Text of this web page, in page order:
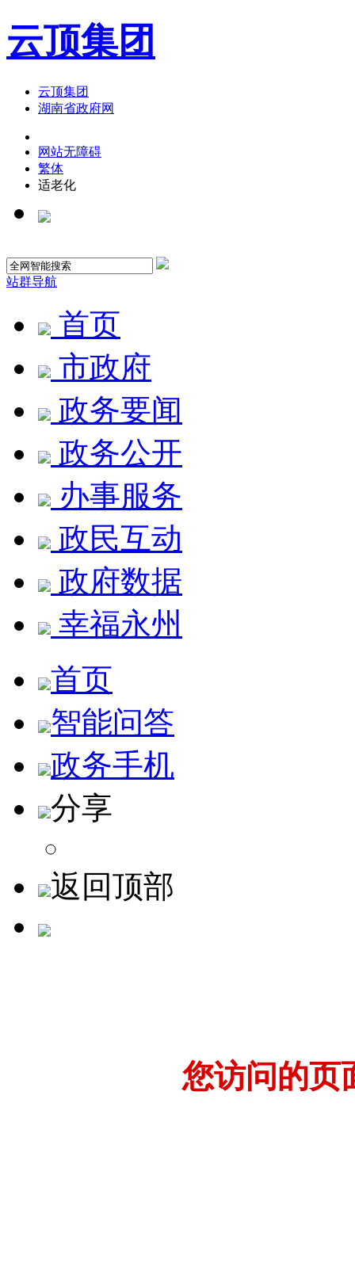
云顶集团
云顶集团
湖南省政府网
网站无障碍
繁体
适老化
站群导航
首页
市政府
政务要闻
政务公开
办事服务
政民互动
政府数据
幸福永州
首页
智能问答
政务手机
分享
返回顶部
您访问的页